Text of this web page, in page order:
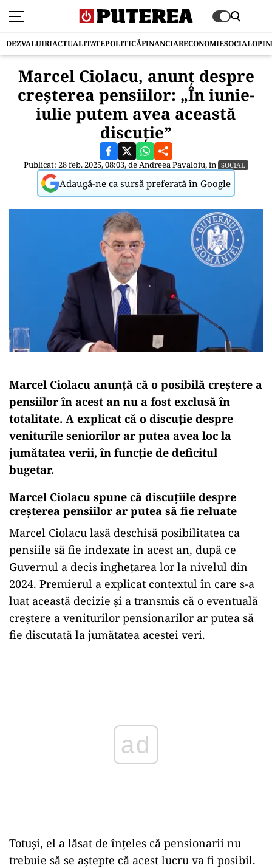
DEZVALUIRIACTUALITATEPOLITICĂFINANCIARECONOMIESOCIAL
Marcel Ciolacu, anunț despre
creșterea pensiilor: „În iunie-
iulie putem avea această
discuție”
Publicat: 28 feb. 2025, 08:03, deAndreea Pavaloiu, în SOCIAL
Adaugă-ne ca sursă preferată în Google
Marcel Ciolacu anunță că o posibilă creștere a
pensiilor în acest an nu a fost exclusă în
totalitate. A explicat că o discuție despre
veniturile seniorilor ar putea avea loc la
jumătatea verii, în funcție de deficitul
bugetar.
Marcel Ciolacu spune că discuțiile despre
creșterea pensiilor ar putea să fie reluate
Marcel Ciolacu lasă deschisă posibilitatea ca
pensiile să fie indexate în acest an, după ce
Guvernul a decis înghețarea lor la nivelul din
2024. Premierul a explicat contextul în care s-a
luat această decizie și a transmis că o eventuală
creștere a veniturilor pensionarilor ar putea să
fie discutată la jumătatea acestei veri.
Totuși, el a lăsat de înțeles că pensionarii nu
trebuie să se aștepte că acest lucru va fi posibil.